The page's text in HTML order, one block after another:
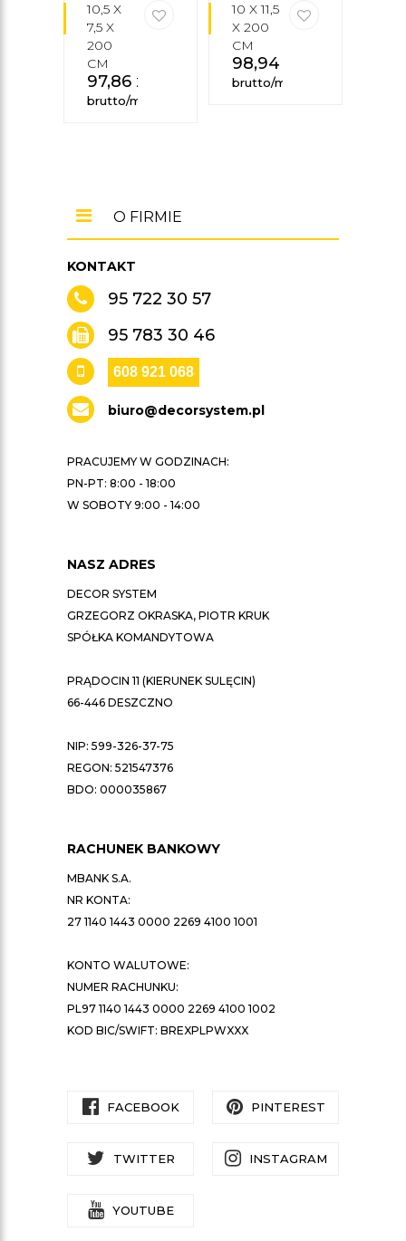
10,5 X
7,5 X
200
CM
97,86 zł
brutto/mb
10 X 11,5
X 200
CM
98,94
brutto/mb
KONTAKT
95 722 30 57
95 783 30 46
608 921 068
biuro@decorsystem.pl
PRACUJEMY W GODZINACH:
PN-PT: 8:00 - 18:00
W SOBOTY 9:00 - 14:00
NASZ ADRES
DECOR SYSTEM
GRZEGORZ OKRASKA, PIOTR KRUK
SPÓŁKA KOMANDYTOWA
PRĄDOCIN 11 (KIERUNEK SULĘCIN)
66-446 DESZCZNO
NIP: 599-326-37-75
REGON: 521547376
BDO: 000035867
O FIRMIE
RACHUNEK BANKOWY
MBANK S.A.
NR KONTA:
27 1140 1443 0000 2269 4100 1001
KONTO WALUTOWE:
NUMER RACHUNKU:
PL97 1140 1443 0000 2269 4100 1002
KOD BIC/SWIFT: BREXPLPWXXX
FACEBOOK PINTEREST
TWITTER INSTAGRAM
YOUTUBE